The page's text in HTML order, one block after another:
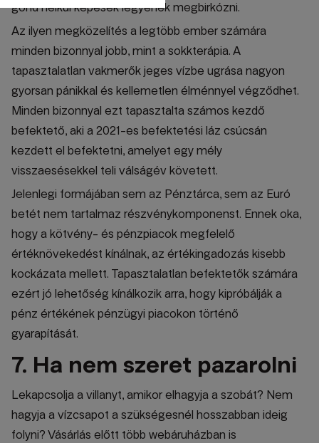
gond nélkül képesek legyenek megbirkózni.
Az ilyen megközelítés a legtöbb ember számára
minden bizonnyal jobb, mint a sokkterápia. A
tapasztalatlan vakmerők jeges vízbe ugrása nagyon
gyorsan pánikkal és kellemetlen élménnyel végződhet.
Minden bizonnyal ezt tapasztalta számos kezdő
befektető, aki a 2021-es befektetési láz csúcsán
kezdett el befektetni, amelyet egy mély
visszaesésekkel teli válságév követett.
Jelenlegi formájában sem az Pénztárca, sem az Euró
betét nem tartalmaz részvénykomponenst. Ennek oka,
hogy a kötvény- és pénzpiacok megfelelő
értéknövekedést kínálnak, az értékingadozás kisebb
kockázata mellett. Tapasztalatlan befektetők számára
ezért jó lehetőség kínálkozik arra, hogy kipróbálják a
pénz értékének pénzügyi piacokon történő
gyarapítását.
7. Ha nem szeret pazarolni
Lekapcsolja a villanyt, amikor elhagyja a szobát? Nem
hagyja a vízcsapot a szükségesnél hosszabban ideig
folyni? Vásárlás előtt több webáruházban is